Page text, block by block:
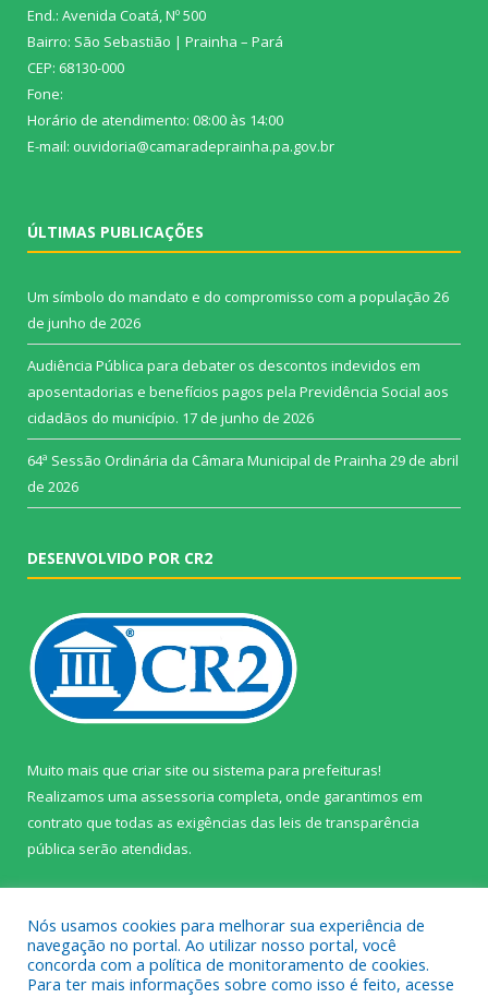
End.: Avenida Coatá, Nº 500
Bairro: São Sebastião | Prainha – Pará
CEP: 68130-000
Fone:
Horário de atendimento: 08:00 às 14:00
E-mail: ouvidoria@camaradeprainha.pa.gov.br
ÚLTIMAS PUBLICAÇÕES
Um símbolo do mandato e do compromisso com a população 26
de junho de 2026
Audiência Pública para debater os descontos indevidos em
aposentadorias e benefícios pagos pela Previdência Social aos
cidadãos do município. 17 de junho de 2026
64ª Sessão Ordinária da Câmara Municipal de Prainha 29 de abril
de 2026
DESENVOLVIDO POR CR2
Muito mais que criar site ou sistema para prefeituras!
Realizamos uma assessoria completa, onde garantimos em
contrato que todas as exigências das leis de transparência
pública serão atendidas.
Nós usamos cookies para melhorar sua experiência de
navegação no portal. Ao utilizar nosso portal, você
concorda com a política de monitoramento de cookies.
Para ter mais informações sobre como isso é feito, acesse